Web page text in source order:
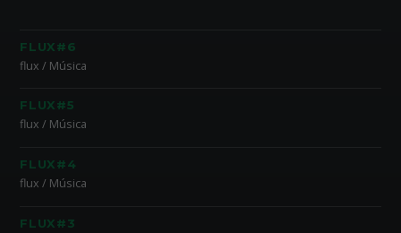
FLUX#6
flux / Música
FLUX#5
flux / Música
FLUX#4
flux / Música
FLUX#3